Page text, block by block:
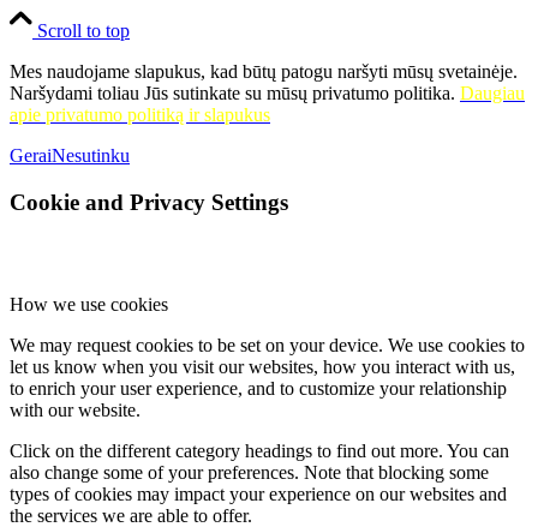
Scroll to top
Mes naudojame slapukus, kad būtų patogu naršyti mūsų svetainėje.
Naršydami toliau Jūs sutinkate su mūsų privatumo politika. Daugiau
apie privatumo politiką ir slapukus
GeraiNesutinku
Cookie and Privacy Settings
How we use cookies
We may request cookies to be set on your device. We use cookies to
let us know when you visit our websites, how you interact with us,
to enrich your user experience, and to customize your relationship
with our website.
Click on the different category headings to find out more. You can
also change some of your preferences. Note that blocking some
types of cookies may impact your experience on our websites and
the services we are able to offer.